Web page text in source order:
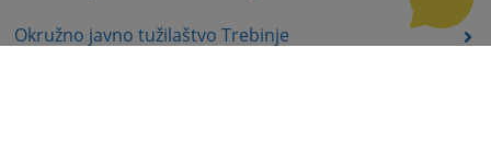
Okružno javno tužilaštvo Trebinje